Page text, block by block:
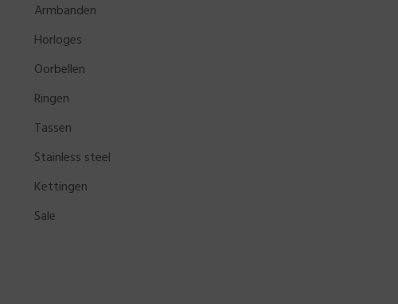
Armbanden
Horloges
Oorbellen
Ringen
Tassen
Stainless steel
Kettingen
Sale